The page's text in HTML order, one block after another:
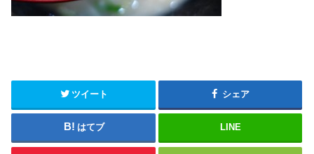
ツイート シェア
はてブ LINE